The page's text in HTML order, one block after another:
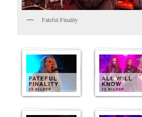
Fateful Finality
FATEFUL
FINALITY
13 BILDER
ALL WILL
KNOW
12 BILDER